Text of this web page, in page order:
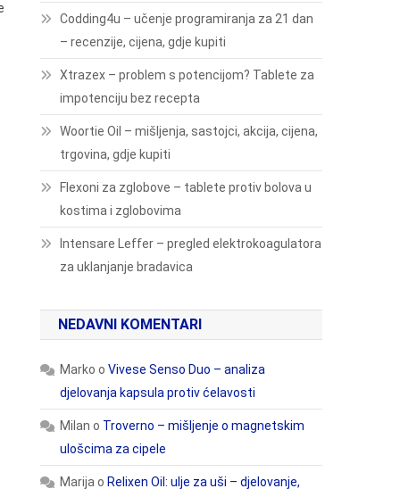
Codding4u – učenje programiranja za 21 dan
– recenzije, cijena, gdje kupiti
Xtrazex – problem s potencijom? Tablete za
impotenciju bez recepta
Woortie Oil – mišljenja, sastojci, akcija, cijena,
trgovina, gdje kupiti
Flexoni za zglobove – tablete protiv bolova u
kostima i zglobovima
Intensare Leffer – pregled elektrokoagulatora
za uklanjanje bradavica
NEDAVNI KOMENTARI
Marko oVivese Senso Duo – analiza
djelovanja kapsula protiv ćelavosti
Milan o Troverno – mišljenje o magnetskim
ulošcima za cipele
Marija o Relixen Oil: ulje za uši – djelovanje,